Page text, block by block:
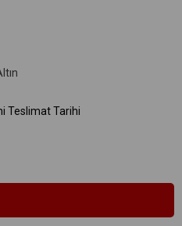
Teslimat Tarihi